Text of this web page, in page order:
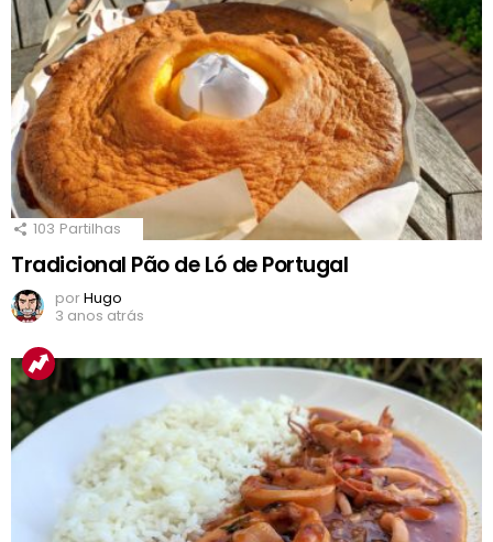
103 Partilhas
Tradicional Pão de Ló de Portugal
porHugo
3 anos atrás